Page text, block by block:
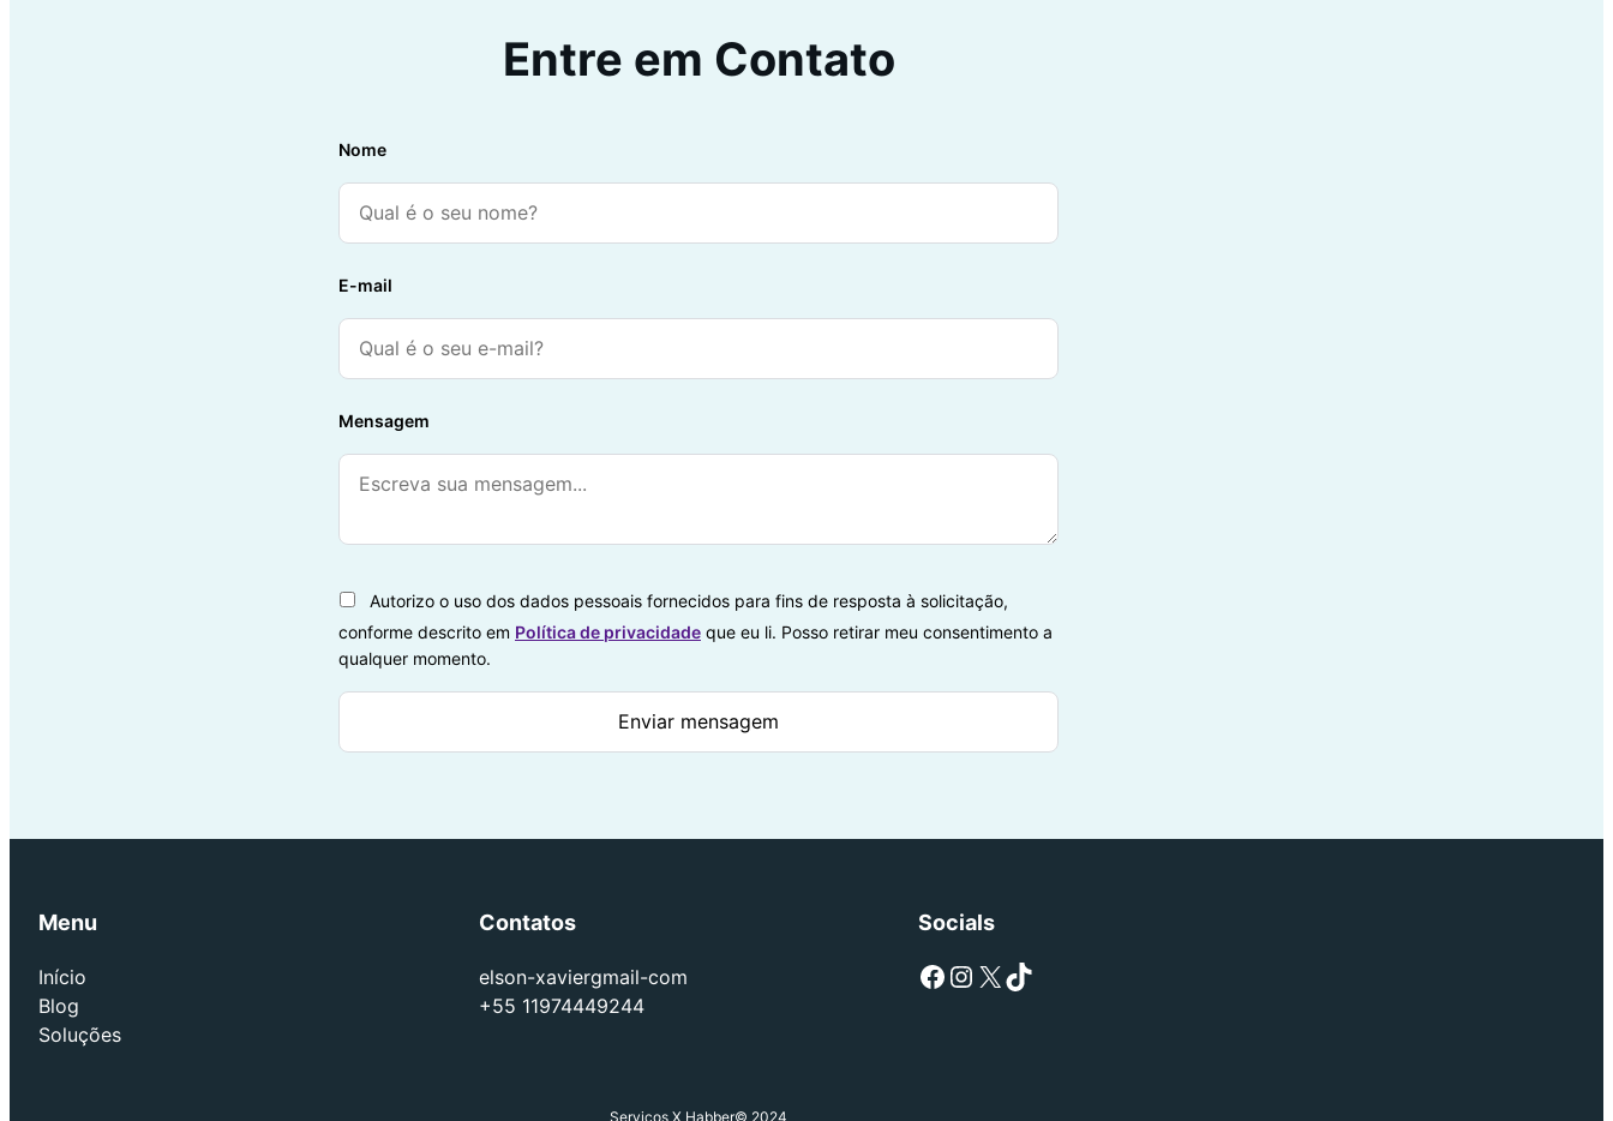
Entre em Contato
Nome
E-mail
Mensagem
Autorizo o uso dos dados pessoais fornecidos para fins de resposta à solicitação,
conforme descrito em Política de privacidade que eu li. Posso retirar meu consentimento a
qualquer momento.
Menu
Início
Blog
Soluções
Contatos
elson-xaviergmail-com
+55 11974449244
Socials
Facebook Instagram X TikTok
Serviços X Habber© 2024